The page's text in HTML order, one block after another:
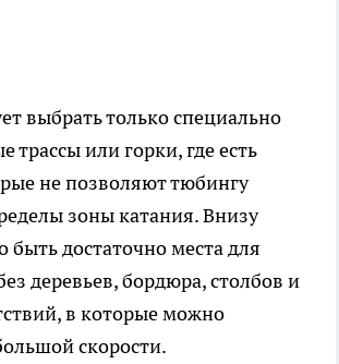
выбрать только специально
трассы или горки, где есть
не позволяют тюбингу
зоны катания. Внизу
быть достаточно места для
деревьев, бордюра, столбов и
в которые можно
скорости.